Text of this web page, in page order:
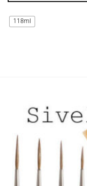
tuotteella
on
118ml